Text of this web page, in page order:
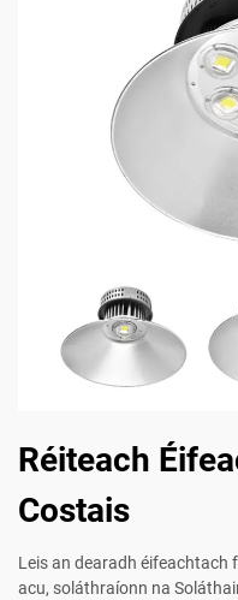
Réiteach
Costais
Leis an dearadh
acu, soláthraíonn na